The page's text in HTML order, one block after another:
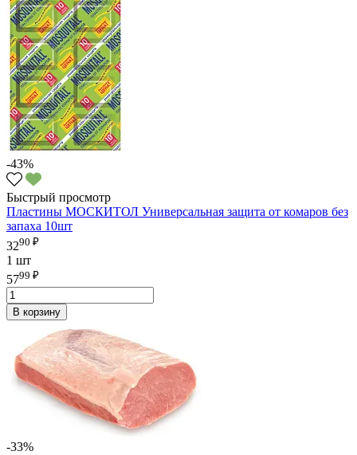
-43%
Быстрый просмотр
Пластины МОСКИТОЛ Универсальная защита от комаров без
запаха 10шт
3290 ₽
1 шт
5799 ₽
В корзину
-33%